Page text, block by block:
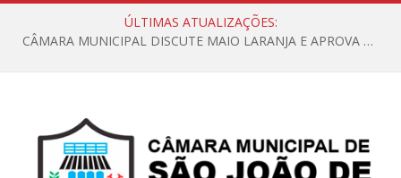
ÚLTIMAS ATUALIZAÇÕES:
CÂMARA MUNICIPAL DISCUTE MAIO LARANJA E APROVA REQUERIMENTO SOBRE SINALIZAÇÃO URBANA